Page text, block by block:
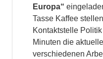
Europa“
Tasse Kaffee
Kontaktstelle
Minuten die
verschiedenen